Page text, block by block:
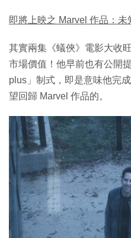
即將上映之 Marvel 作品：未
其實兩集《蟻俠》電影大收
市場價值！他早前也有公開
plus」制式，即是意味他完
望回歸 Marvel 作品的。